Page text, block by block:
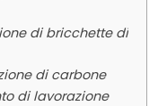
di bricchette di
di carbone
di lavorazione